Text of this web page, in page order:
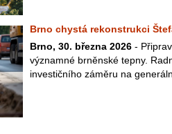
Brno chystá rekonstrukci
Brno, 30. března 2026 -
významné brněnské tepny.
investičního záměru na